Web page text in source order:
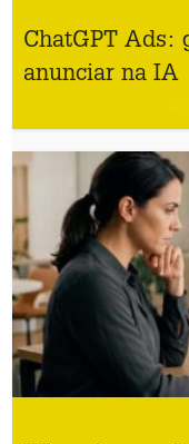
ChatGPT Ads:
anunciar na IA